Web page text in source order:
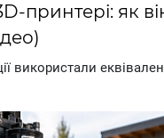
принтері: як
викopиcтaли